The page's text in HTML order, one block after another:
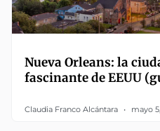
Nueva Orleans: la
fascinante de EEUU
Claudia Franco Alcántara mayo